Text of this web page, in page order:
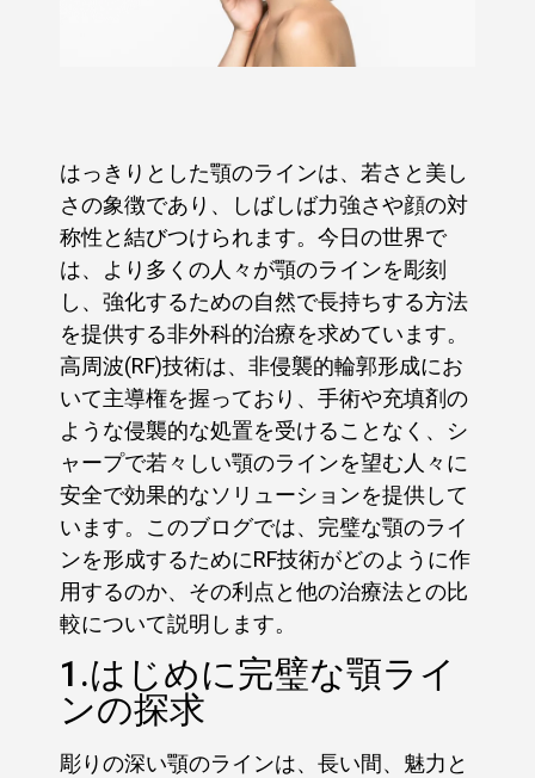
はっきりとした顎のラインは、若さと美し
さの象徴であり、しばしば力強さや顔の対
称性と結びつけられます。今日の世界で
は、より多くの人々が顎のラインを彫刻
し、強化するための自然で長持ちする方法
を提供する非外科的治療を求めています。
高周波(RF)技術は、非侵襲的輪郭形成にお
いて主導権を握っており、手術や充填剤の
ような侵襲的な処置を受けることなく、シ
ャープで若々しい顎のラインを望む人々に
安全で効果的なソリューションを提供して
います。このブログでは、完璧な顎のライ
ンを形成するためにRF技術がどのように作
用するのか、その利点と他の治療法との比
較について説明します。
1.はじめに完璧な顎ライ
ンの探求
彫りの深い顎のラインは、長い間、魅力と